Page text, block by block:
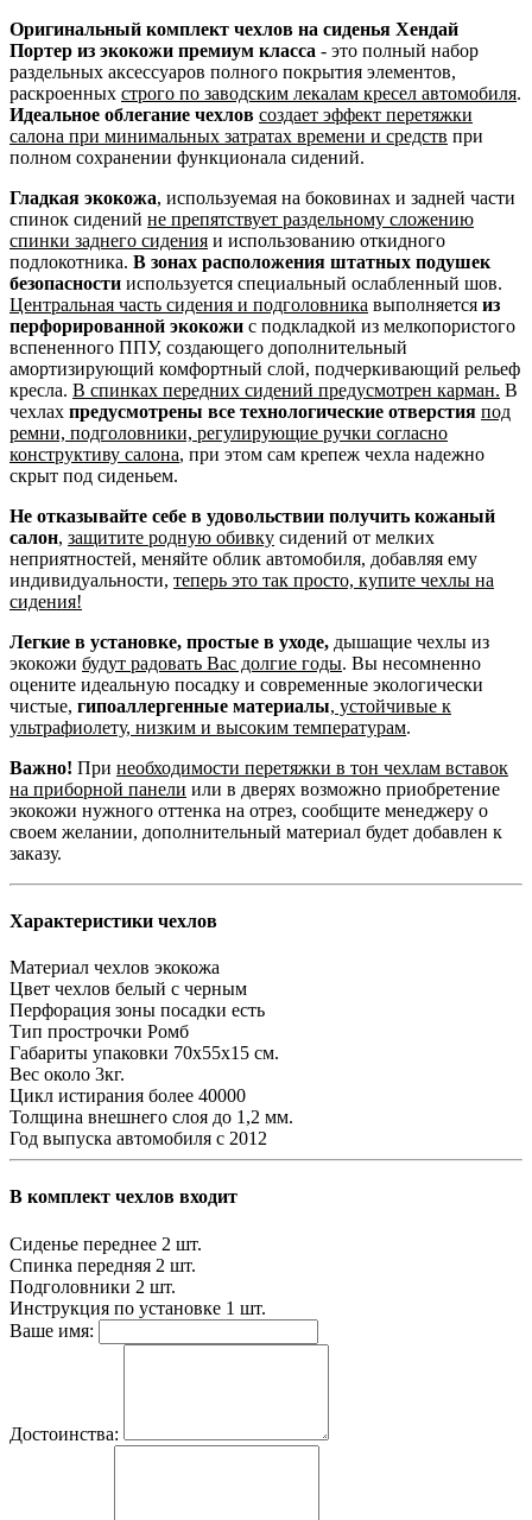
Оригинальный комплект чехлов на сиденья Хендай
Портер из экокожи премиум класса - это полный набор
раздельных аксессуаров полного покрытия элементов,
раскроенных строго по заводским лекалам кресел автомобиля.
Идеальное облегание чехлов создает эффект перетяжки
салона при минимальных затратах времени и средств при
полном сохранении функционала сидений.
Гладкая экокожа, используемая на боковинах и задней части
спинок сидений не препятствует раздельному сложению
спинки заднего сидения и использованию откидного
подлокотника. В зонах расположения штатных подушек
безопасности используется специальный ослабленный шов.
Центральная часть сидения и подголовника выполняется из
перфорированной экокожи с подкладкой из мелкопористого
вспененного ППУ, создающего дополнительный
амортизирующий комфортный слой, подчеркивающий рельеф
кресла. В спинках передних сидений предусмотрен карман. В
чехлах предусмотрены все технологические отверстия под
ремни, подголовники, регулирующие ручки согласно
конструктиву салона, при этом сам крепеж чехла надежно
скрыт под сиденьем.
Не отказывайте себе в удовольствии получить кожаный
салон, защитите родную обивку сидений от мелких
неприятностей, меняйте облик автомобиля, добавляя ему
индивидуальности, теперь это так просто, купите чехлы на
сидения!
Легкие в установке, простые в уходе, дышащие чехлы из
экокожи будут радовать Вас долгие годы. Вы несомненно
оцените идеальную посадку и современные экологически
чистые, гипоаллергенные материалы, устойчивые к
ультрафиолету, низким и высоким температурам.
Важно! При необходимости перетяжки в тон чехлам вставок
на приборной панели или в дверях возможно приобретение
экокожи нужного оттенка на отрез, сообщите менеджеру о
своем желании, дополнительный материал будет добавлен к
заказу.
Характеристики чехлов
Материал чехлов экокожа
Цвет чехлов белый с черным
Перфорация зоны посадки есть
Тип прострочки Ромб
Габариты упаковки 70х55х15 см.
Вес около 3кг.
Цикл истирания более 40000
Толщина внешнего слоя до 1,2 мм.
Год выпуска автомобиля с 2012
В комплект чехлов входит
Сиденье переднее 2 шт.
Спинка передняя 2 шт.
Подголовники 2 шт.
Инструкция по установке 1 шт.
Ваше имя:
Достоинства: